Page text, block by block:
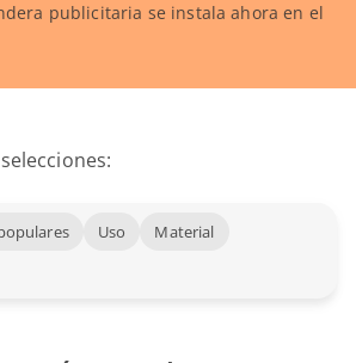
publicitaria se instala ahora en el
Uso
Material